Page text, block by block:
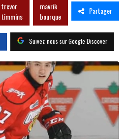
trevor
timmins
mavrik
bourque
Partager
Suivez-nous sur Google Discover